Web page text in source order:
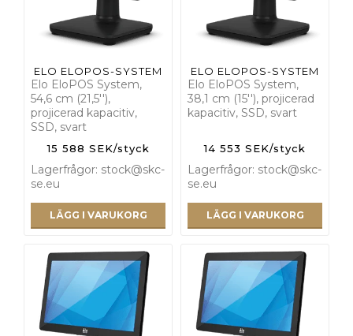
ELO ELOPOS-SYSTEM
Elo EloPOS System,
54,6 cm (21,5''),
projicerad kapacitiv,
SSD, svart
15 588 SEK/styck
Lagerfrågor: stock@skc-
se.eu
LÄGG I VARUKORG
ELO ELOPOS-SYSTEM
Elo EloPOS System,
38,1 cm (15''), projicerad
kapacitiv, SSD, svart
14 553 SEK/styck
Lagerfrågor: stock@skc-
se.eu
LÄGG I VARUKORG